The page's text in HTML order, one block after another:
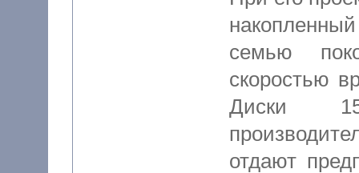
семью
скоростью
Диски
отдают